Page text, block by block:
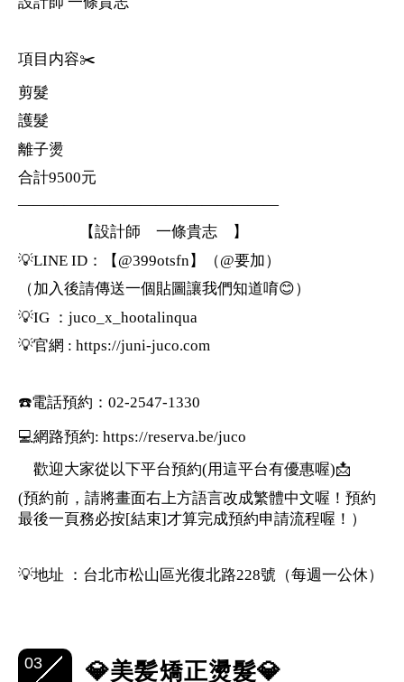
項目内容✂️
剪髮
護髮
離子燙
合計9500元
—————————————————
【設計師 一條貴志 】
💡LINE ID：【@399otsfn】（@要加）
（加入後請傳送一個貼圖讓我們知道唷😊）
💡IG ：juco_x_hootalinqua
💡官網 : https://juni-juco.com
☎️電話預約：02-2547-1330
💻網路預約: https://reserva.be/juco
歡迎大家從以下平台預約(用這平台有優惠喔)📩
(預約前，請將畫面右上方語言改成繁體中文喔！預約
最後一頁務必按[結束]才算完成預約申請流程喔！）
💡地址 ：台北市松山區光復北路228號（每週一公休）
03
💎美髪矯正燙髮💎